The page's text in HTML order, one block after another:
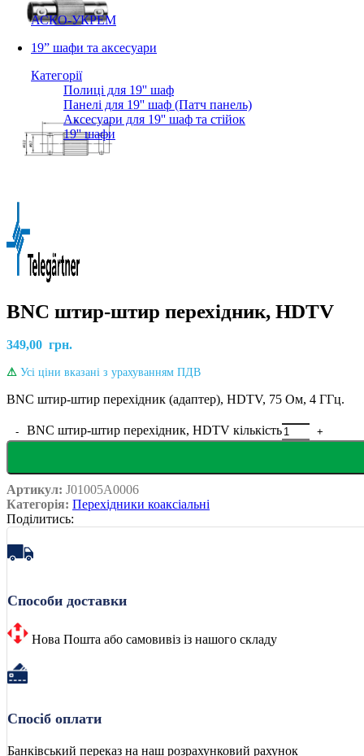
АСКО-УКРЕМ
19” шафи та аксесуари
Категорії
Полиці для 19'' шаф
Панелі для 19'' шаф (Патч панель)
Аксесуари для 19'' шаф та стійок
19'' шафи
BNC штир-штир перехідник, HDTV
349,00 грн.
⚠ Усі ціни вказані з урахуванням ПДВ
BNC штир-штир перехідник (адаптер), HDTV, 75 Ом, 4 ГГц.
BNC штир-штир перехідник, HDTV кількість
Артикул: J01005A0006
Категорія: Перехідники коаксіальні
Поділитись:
Способи доставки
Нова Пошта або самовивіз із нашого складу
Спосіб оплати
Банківський переказ на наш розрахунковий рахунок